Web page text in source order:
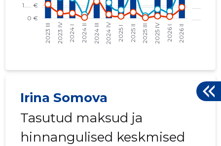
Irina Somova
Tasutud maksud ja
hinnangulised keskmised